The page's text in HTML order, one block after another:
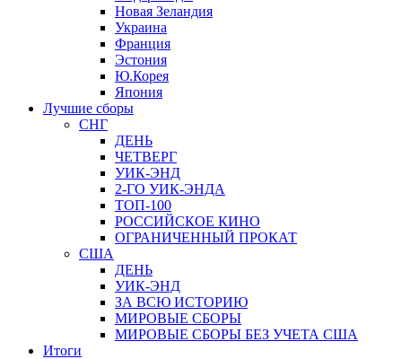
Новая Зеландия
Украина
Франция
Эстония
Ю.Корея
Япония
Лучшие сборы
СНГ
ДЕНЬ
ЧЕТВЕРГ
УИК-ЭНД
2-ГО УИК-ЭНДА
ТОП-100
РОССИЙСКОЕ КИНО
ОГРАНИЧЕННЫЙ ПРОКАТ
США
ДЕНЬ
УИК-ЭНД
ЗА ВСЮ ИСТОРИЮ
МИРОВЫЕ СБОРЫ
МИРОВЫЕ СБОРЫ БЕЗ УЧЕТА США
Итоги